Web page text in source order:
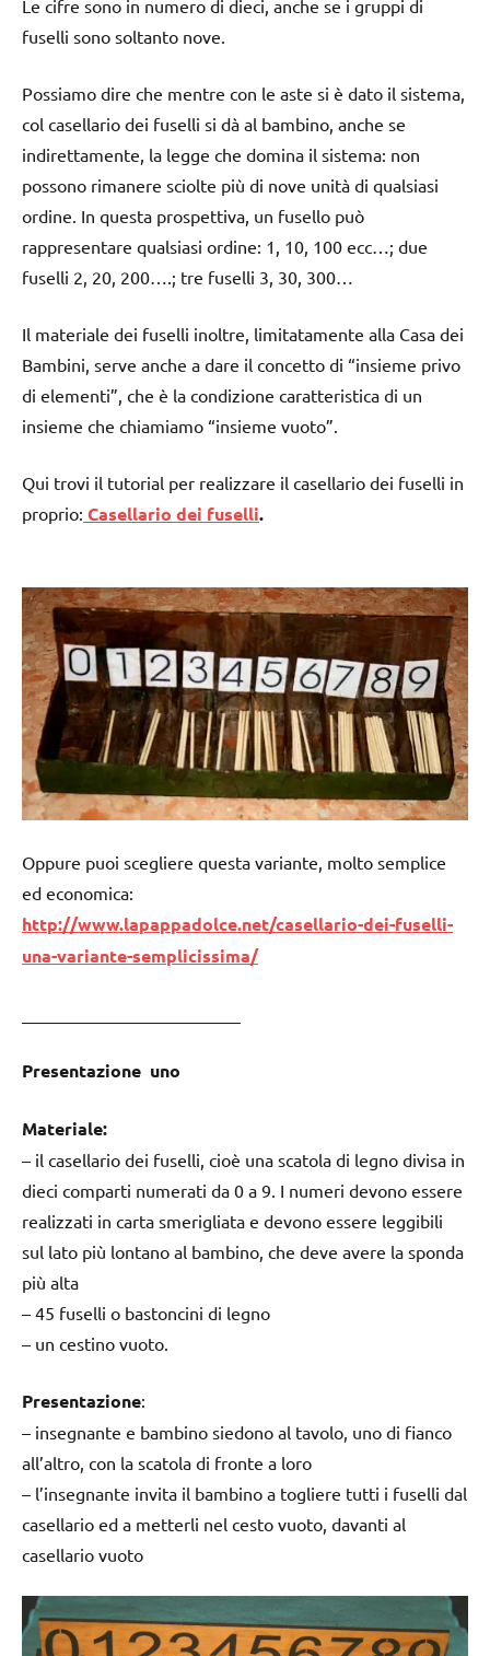
Le cifre sono in numero di dieci, anche se i gruppi di
fuselli sono soltanto nove.
Possiamo dire che mentre con le aste si è dato il sistema,
col casellario dei fuselli si dà al bambino, anche se
indirettamente, la legge che domina il sistema: non
possono rimanere sciolte più di nove unità di qualsiasi
ordine. In questa prospettiva, un fusello può
rappresentare qualsiasi ordine: 1, 10, 100 ecc…; due
fuselli 2, 20, 200….; tre fuselli 3, 30, 300…
Il materiale dei fuselli inoltre, limitatamente alla Casa dei
Bambini, serve anche a dare il concetto di “insieme privo
di elementi”, che è la condizione caratteristica di un
insieme che chiamiamo “insieme vuoto”.
Qui trovi il tutorial per realizzare il casellario dei fuselli in
proprio: Casellario dei fuselli.
Oppure puoi scegliere questa variante, molto semplice
ed economica:
http://www.lapappadolce.net/casellario-dei-fuselli-
una-variante-semplicissima/
Presentazione uno
Materiale:
– il casellario dei fuselli, cioè una scatola di legno divisa in
dieci comparti numerati da 0 a 9. I numeri devono essere
realizzati in carta smerigliata e devono essere leggibili
sul lato più lontano al bambino, che deve avere la sponda
più alta
– 45 fuselli o bastoncini di legno
– un cestino vuoto.
Presentazione:
– insegnante e bambino siedono al tavolo, uno di fianco
all’altro, con la scatola di fronte a loro
– l’insegnante invita il bambino a togliere tutti i fuselli dal
casellario ed a metterli nel cesto vuoto, davanti al
casellario vuoto